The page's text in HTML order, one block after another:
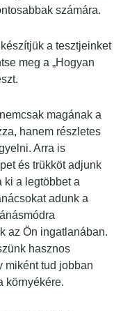
számára.
a tesztjeinket
meg a „Hogyan
magának a
hanem részletes
Arra is
és trükköt adjunk
ki a legtöbbet a
adunk a
az Ön ingatlanában.
hasznos
miként tud jobban
környékére.